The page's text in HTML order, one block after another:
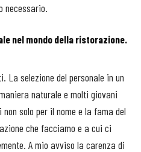
necessario.
nel mondo della ristorazione.
La selezione del personale in un
naturale e molti giovani
solo per il nome e la fama del
che facciamo e a cui ci
A mio avviso la carenza di